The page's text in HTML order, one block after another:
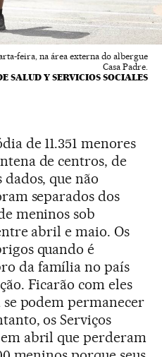
feira, na área externa do albergue
Casa Padre.
SALUD Y SERVICIOS SOCIALES
de 11.351 menores
de centros, de
que não
separados dos
meninos sob
abril e maio. Os
quando é
da família no país
Ficarão com eles
podem permanecer
os Serviços
abril que perderam